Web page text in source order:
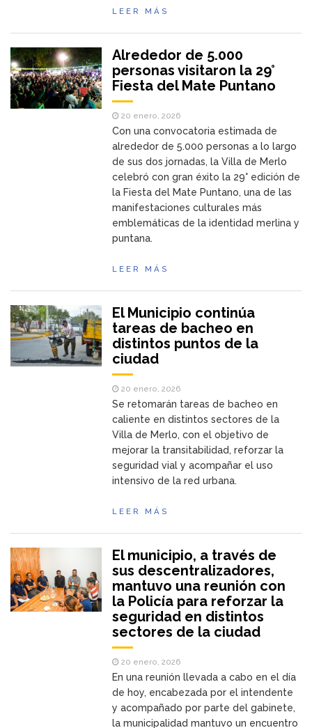
LEER MÁS
Alrededor de 5.000
personas visitaron la 29°
Fiesta del Mate Puntano
20 enero, 2026
Con una convocatoria estimada de
alrededor de 5.000 personas a lo largo
de sus dos jornadas, la Villa de Merlo
celebró con gran éxito la 29° edición de
la Fiesta del Mate Puntano, una de las
manifestaciones culturales más
emblemáticas de la identidad merlina y
puntana.
LEER MÁS
El Municipio continúa
tareas de bacheo en
distintos puntos de la
ciudad
20 enero, 2026
Se retomarán tareas de bacheo en
caliente en distintos sectores de la
Villa de Merlo, con el objetivo de
mejorar la transitabilidad, reforzar la
seguridad vial y acompañar el uso
intensivo de la red urbana.
LEER MÁS
El municipio, a través de
sus descentralizadores,
mantuvo una reunión con
la Policía para reforzar la
seguridad en distintos
sectores de la ciudad
20 enero, 2026
En una reunión llevada a cabo en el día
de hoy, encabezada por el intendente
y acompañado por parte del gabinete,
la municipalidad mantuvo un encuentro